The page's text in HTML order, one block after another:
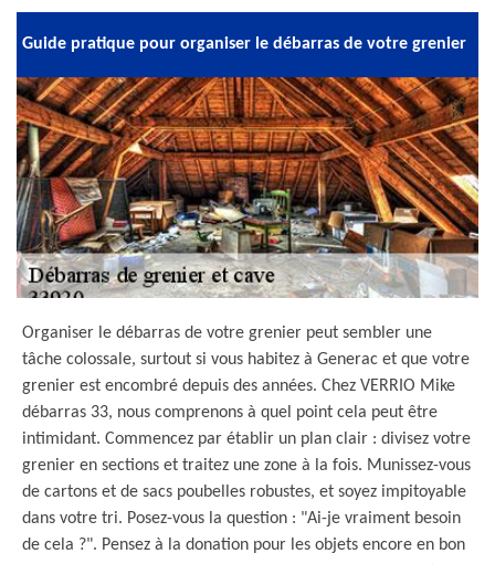
Guide pratique pour organiser le débarras de votre grenier
Organiser le débarras de votre grenier peut sembler une
tâche colossale, surtout si vous habitez à Generac et que votre
grenier est encombré depuis des années. Chez VERRIO Mike
débarras 33, nous comprenons à quel point cela peut être
intimidant. Commencez par établir un plan clair : divisez votre
grenier en sections et traitez une zone à la fois. Munissez-vous
de cartons et de sacs poubelles robustes, et soyez impitoyable
dans votre tri. Posez-vous la question : "Ai-je vraiment besoin
de cela ?". Pensez à la donation pour les objets encore en bon